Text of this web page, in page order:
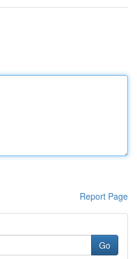
Report Page
Go